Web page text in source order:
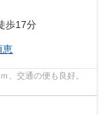
歩17分
恵
、交通の便も良好。